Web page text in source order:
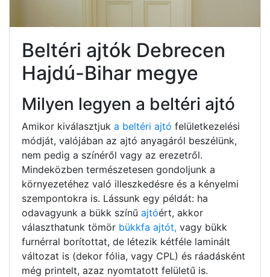
Beltéri ajtók Debrecen
Hajdú-Bihar megye
Milyen legyen a beltéri ajtó
Amikor kiválasztjuk a beltéri ajtó felületkezelési
módját, valójában az ajtó anyagáról beszélünk,
nem pedig a színéről vagy az erezetről.
Mindeközben természetesen gondoljunk a
környezetéhez való illeszkedésre és a kényelmi
szempontokra is. Lássunk egy példát: ha
odavagyunk a bükk színű ajtóért, akkor
választhatunk tömör bükkfa ajtót, vagy bükk
furnérral borítottat, de létezik kétféle laminált
változat is (dekor fólia, vagy CPL) és ráadásként
még printelt, azaz nyomtatott felületű is.